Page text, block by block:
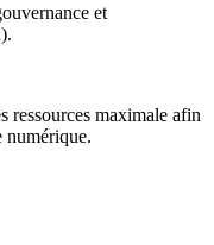
et
ressources maximale afin
numérique.